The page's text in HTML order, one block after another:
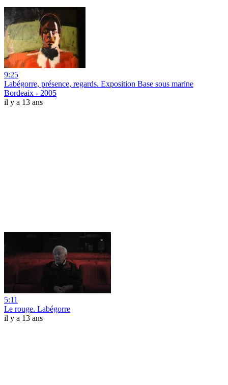
9:25
Labégorre, présence, regards. Exposition Base sous marine
Bordeaix - 2005
il y a 13 ans
5:11
Le rouge. Labégorre
il y a 13 ans